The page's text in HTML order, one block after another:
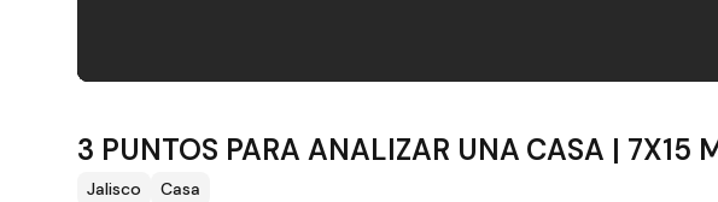
3 PUNTOS PARA ANALIZAR UNA CASA | 7X15
Jalisco Casa
Filtros